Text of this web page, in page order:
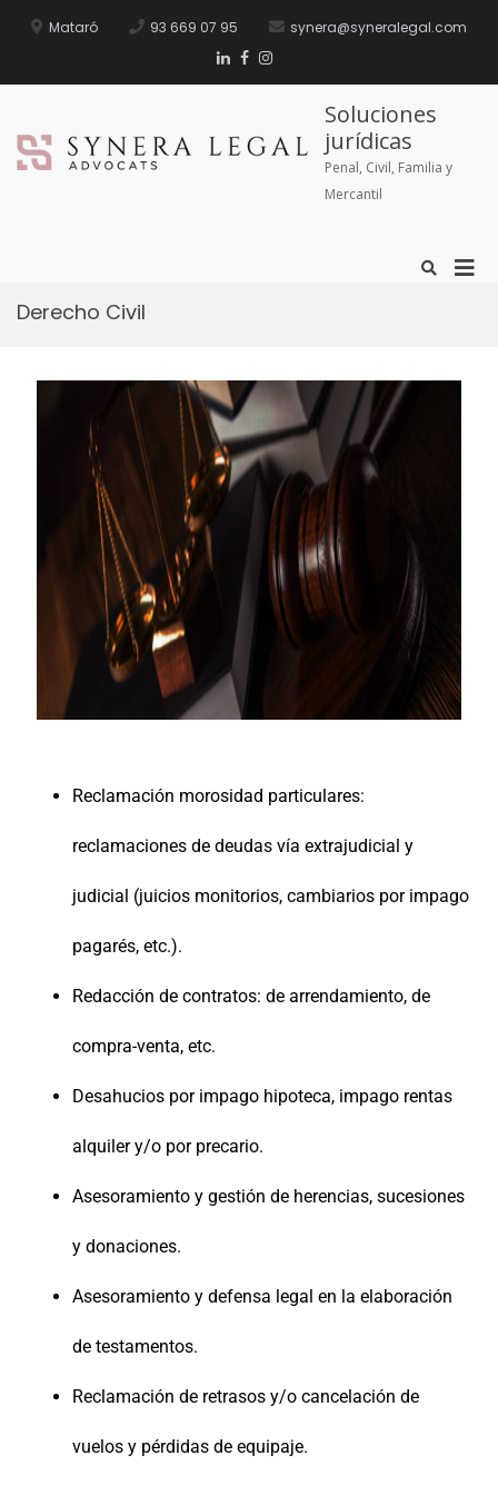
Mataró 93 669 07 95 synera@syneralegal.com
Soluciones
jurídicas
Penal, Civil, Familia y
Mercantil
Derecho Civil
Reclamación morosidad particulares:
reclamaciones de deudas vía extrajudicial y
judicial (juicios monitorios, cambiarios por impago
pagarés, etc.).
Redacción de contratos: de arrendamiento, de
compra-venta, etc.
Desahucios por impago hipoteca, impago rentas
alquiler y/o por precario.
Asesoramiento y gestión de herencias, sucesiones
y donaciones.
Asesoramiento y defensa legal en la elaboración
de testamentos.
Reclamación de retrasos y/o cancelación de
vuelos y pérdidas de equipaje.